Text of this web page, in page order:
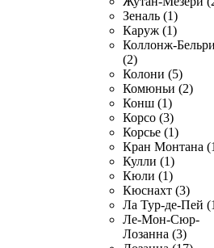
Зеналь (1)
Каруж (1)
Коллонж-
(2)
Колони (5)
Комюньи (2)
Конш (1)
Корсо (3)
Корсье (1)
Кран Монтана
Кулли (1)
Кюли (1)
Кюснахт (3)
Ла Тур-де-Пей
Ле-Мон-Сюр-
Лозанна (3)